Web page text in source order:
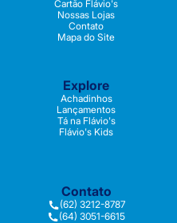
Cartão Flávio's
Nossas Lojas
Contato
Mapa do Site
Explore
Achadinhos
Lançamentos
Tá na Flávio's
Flávio's Kids
Contato
(62) 3212-8787
(64) 3051-6615